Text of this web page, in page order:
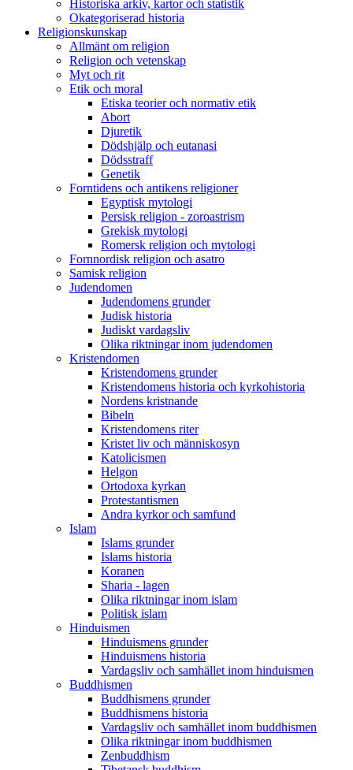
Historiska arkiv, kartor och statistik
Okategoriserad historia
Religionskunskap
Allmänt om religion
Religion och vetenskap
Myt och rit
Etik och moral
Etiska teorier och normativ etik
Abort
Djuretik
Dödshjälp och eutanasi
Dödsstraff
Genetik
Forntidens och antikens religioner
Egyptisk mytologi
Persisk religion - zoroastrism
Grekisk mytologi
Romersk religion och mytologi
Fornnordisk religion och asatro
Samisk religion
Judendomen
Judendomens grunder
Judisk historia
Judiskt vardagsliv
Olika riktningar inom judendomen
Kristendomen
Kristendomens grunder
Kristendomens historia och kyrkohistoria
Nordens kristnande
Bibeln
Kristendomens riter
Kristet liv och människosyn
Katolicismen
Helgon
Ortodoxa kyrkan
Protestantismen
Andra kyrkor och samfund
Islam
Islams grunder
Islams historia
Koranen
Sharia - lagen
Olika riktningar inom islam
Politisk islam
Hinduismen
Hinduismens grunder
Hinduismens historia
Vardagsliv och samhället inom hinduismen
Buddhismen
Buddhismens grunder
Buddhismens historia
Vardagsliv och samhället inom buddhismen
Olika riktningar inom buddhismen
Zenbuddhism